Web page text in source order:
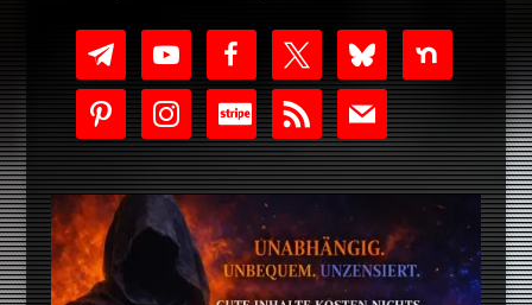
telegram
youtube-
play
facebook bluesky nextdoor
pinterest instagramcc-
stripe
rss mail